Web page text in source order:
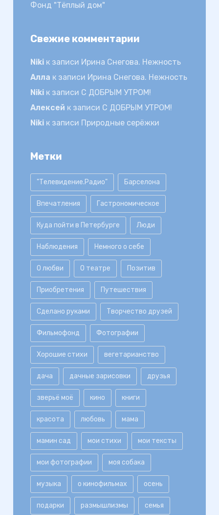
Фонд "Тёплый дом"
Свежие комментарии
Nikiк записи Ирина Снегова. Нежность
Алла к записи Ирина Снегова. Нежность
Nikiк записи С ДОБРЫМ УТРОМ!
Алексей к записи С ДОБРЫМ УТРОМ!
Nikiк записи Природные серёжки
Метки
"Телевидение.Радио" Барселона
Впечатления Гастрономическое
Куда пойти в Петербурге Люди
Наблюдения Немного о себе
О любви О театре Позитив
Приобретения Путешествия
Сделано руками Творчество друзей
Фильмофонд Фотографии
Хорошие стихи вегетарианство
дача дачные зарисовки друзья
зверьё моё кино книги
красота любовь мама
мамин сад мои стихи мои тексты
мои фотографии моя собака
музыка о кинофильмах осень
подарки размышлизмы семья